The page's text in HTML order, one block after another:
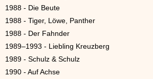
1988 - Die Beute
1988 - Tiger, Löwe, Panther
1988 - Der Fahnder
1989–1993 - Liebling Kreuzberg
1989 - Schulz & Schulz
1990 - Auf Achse